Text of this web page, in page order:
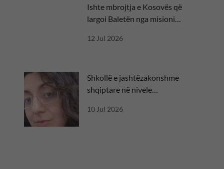
Ishte mbrojtja e Kosovës që
largoi Baletën nga misioni
12 Jul 2026
Shkollë e jashtëzakonshme
shqiptare në nivele
10 Jul 2026